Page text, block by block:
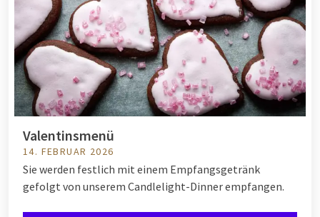
Valentinsmenü
14. FEBRUAR 2026
Sie werden festlich mit einem Empfangsgetränk
gefolgt von unserem Candlelight-Dinner empfangen.